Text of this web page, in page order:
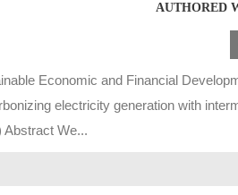
AUTHORED
Economic and Financial
electricity generation with
Abstract We...